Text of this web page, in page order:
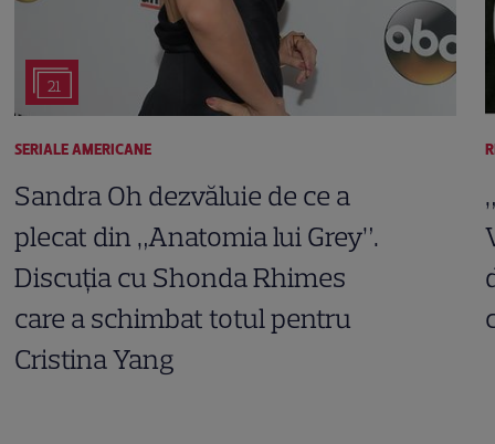
21
SERIALE AMERICANE
Sandra Oh dezvăluie de ce a
plecat din „Anatomia lui Grey”.
Discuția cu Shonda Rhimes
care a schimbat totul pentru
Cristina Yang